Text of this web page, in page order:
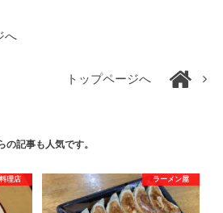
へ
トップページへ
の記事も人気です。
理店 ラーメン屋